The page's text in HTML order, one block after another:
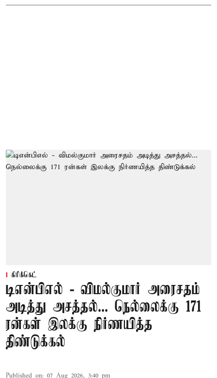
கிரிக்கெட்
டிஎன்பிஎல் - விமல்குமார் அரைசதம்
அடித்து அசத்தல்... நெல்லைக்கு 171
ரன்கள் இலக்கு நிர்ணயித்த
திண்டுக்கல்
Published on: 07 Aug 2026, 3:40 pm